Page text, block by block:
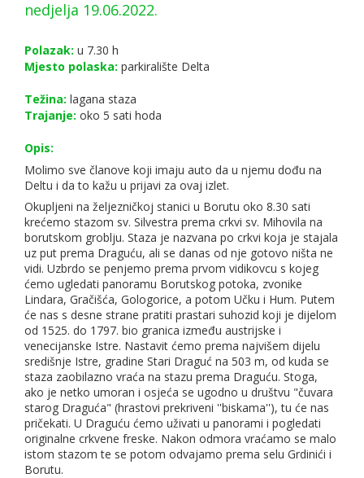
nedjelja 19.06.2022.
Polazak: u 7.30 h
Mjesto polaska: parkiralište Delta
Težina: lagana staza
Trajanje: oko 5 sati hoda
Opis:
Molimo sve članove koji imaju auto da u njemu dođu na
Deltu i da to kažu u prijavi za ovaj izlet.
Okupljeni na željezničkoj stanici u Borutu oko 8.30 sati
krećemo stazom sv. Silvestra prema crkvi sv. Mihovila na
borutskom groblju. Staza je nazvana po crkvi koja je stajala
uz put prema Draguću, ali se danas od nje gotovo ništa ne
vidi. Uzbrdo se penjemo prema prvom vidikovcu s kojeg
ćemo ugledati panoramu Borutskog potoka, zvonike
Lindara, Gračišća, Gologorice, a potom Učku i Hum. Putem
će nas s desne strane pratiti prastari suhozid koji je dijelom
od 1525. do 1797. bio granica između austrijske i
venecijanske Istre. Nastavit ćemo prema najvišem dijelu
središnje Istre, gradine Stari Draguć na 503 m, od kuda se
staza zaobilazno vraća na stazu prema Draguću. Stoga,
ako je netko umoran i osjeća se ugodno u društvu "čuvara
starog Draguća" (hrastovi prekriveni ''biskama''), tu će nas
pričekati. U Draguću ćemo uživati u panorami i pogledati
originalne crkvene freske. Nakon odmora vraćamo se malo
istom stazom te se potom odvajamo prema selu Grdinići i
Borutu.